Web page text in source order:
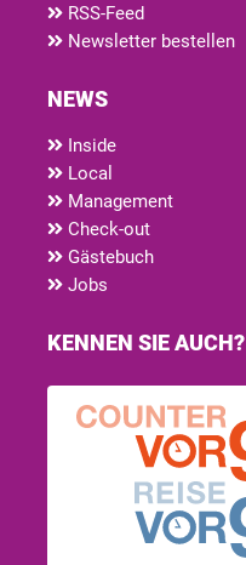
RSS-Feed
Newsletter bestellen
NEWS
Inside
Local
Management
Check-out
Gästebuch
Jobs
KENNEN SIE AUCH?